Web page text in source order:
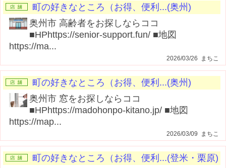
町の好きなところ（お得、便利...(奥州)
奥州市 高齢者をお探しならココ
■HPhttps://senior-support.fun/ ■地図
https://ma...
2026/03/26 まちこ
町の好きなところ（お得、便利...(奥州)
奥州市 窓をお探しならココ
■HPhttps://madohonpo-kitano.jp/ ■地図
https://map...
2026/03/09 まちこ
町の好きなところ（お得、便利...(登米・栗原)